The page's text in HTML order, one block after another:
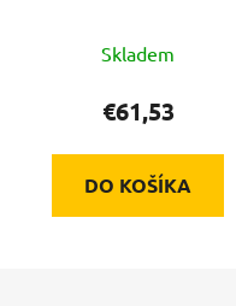
Skladem
€61,53
DO KOŠÍKA